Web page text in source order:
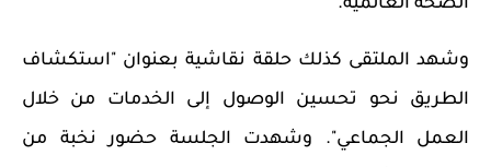
وشهد الملتقى كذلك حلقة نقاشية بعنوان "استكشاف
الطريق نحو تحسين الوصول إلى الخدمات من خلال
العمل الجماعي". وشهدت الجلسة حضور نخبة من